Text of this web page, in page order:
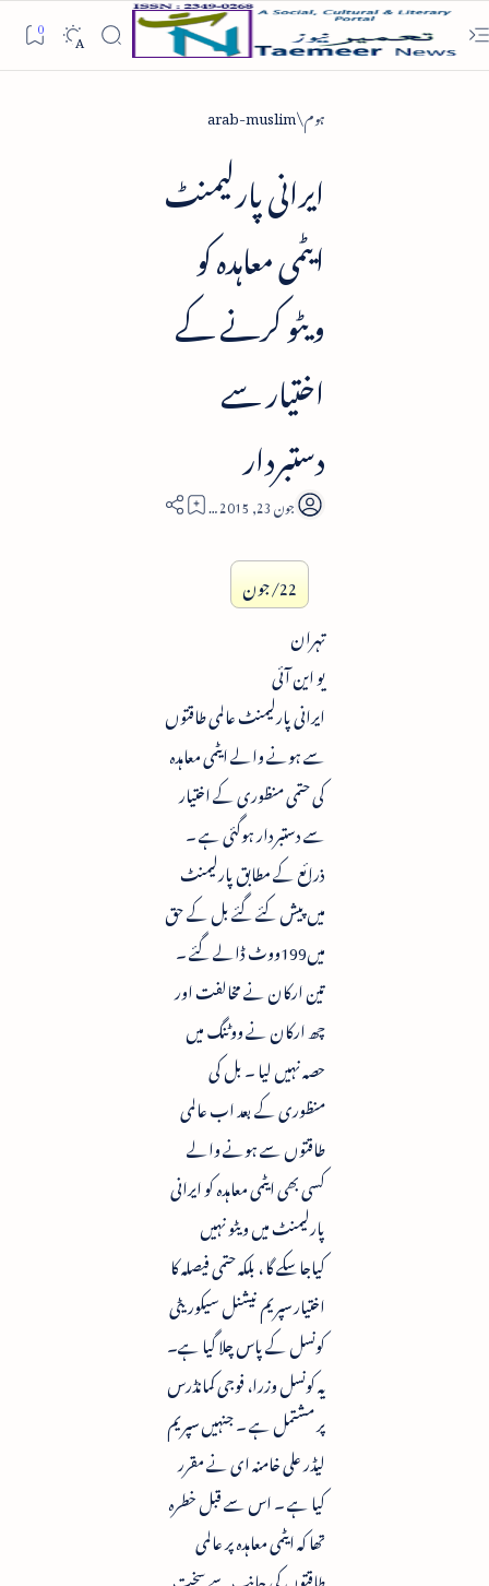
ہوم arab-muslim
ایرانی پارلیمنٹ
ایٹمی معاہدہ کو
ویٹو کرنے کے
اختیار سے
دستبردار
2
22/جون
تہران
یو این آئی
ایرانی پارلیمنٹ عالمی طاقتوں
سے ہونے والے ایٹمی معاہدہ
کی حتمی منظوری کے اختیار
سے دستبردار ہوگئی ہے ۔
ذرائع کے مطابق پارلیمنٹ
میں پیش کئے گئے بل کے حق
میں199ووٹ ڈالے گئے ۔
تین ارکان نے مخالفت اور
چھ ارکان نے ووٹنگ میں
حصہ نہیں لیا ۔ بل کی
منظوری کے بعد اب عالمی
طاقتوں سے ہونے والے
کسی بھی ایٹمی معاہدہ کو ایرانی
پارلیمنٹ میں ویٹو نہیں
کیاجاسکے گا ، بلکہ حتمی فیصلہ کا
اختیار سپریم نیشنل سیکوریٹی
کونسل کے پاس چلا گیا ہے۔
یہ کونسل وزرا، فوجی کمانڈرس
پر مشتمل ہے ۔ جنہیں سپریم
لیڈر علی خامنہ ای نے مقرر
کیا ہے ۔ اس سے قبل خطرہ
تھا کہ ایٹمی معاہدہ پر عالمی